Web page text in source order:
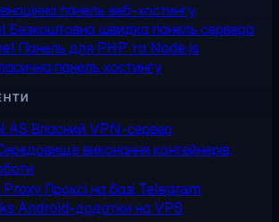
панель веб-хостингу
Безкоштовна швидка панель сервера
Панель для PHP та Node.js
панель хостингу
AS Власний VPN-сервер
виконання контейнерів,
Проксі на базі Telegram
Android-додатки на VPS